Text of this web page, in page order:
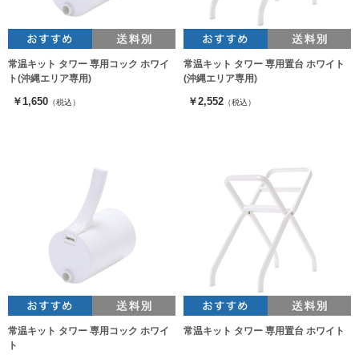
常温キット タワー 専用コック ホワイ
ト(沖縄エリア専用)
￥1,650 （税込）
常温キット タワー 専用置台 ホワイト
(沖縄エリア専用)
￥2,552 （税込）
常温キット タワー 専用コック ホワイ
ト
常温キット タワー 専用置台 ホワイト